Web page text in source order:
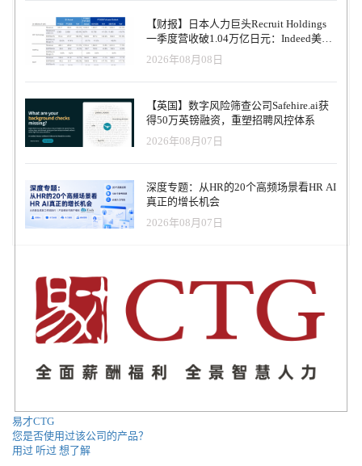
【财报】日本人力巨头Recruit Holdings
一季度营收破1.04万亿日元：Indeed美国
收入逆势增长30%，AI招聘推动利润率升
至47.4%
2026年08月08日
【英国】数字风险筛查公司Safehire.ai获
得50万英镑融资，重塑招聘风控体系
2026年08月07日
深度专题：从HR的20个高频场景看HR AI
真正的增长机会
2026年08月07日
易才CTG
您是否使用过该公司的产品？
用过 听过 想了解